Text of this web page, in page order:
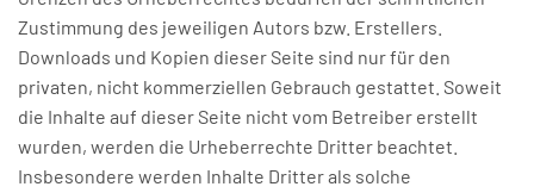
Zustimmung des jeweiligen Autors bzw. Erstellers.
Downloads und Kopien dieser Seite sind nur für den
privaten, nicht kommerziellen Gebrauch gestattet. Soweit
die Inhalte auf dieser Seite nicht vom Betreiber erstellt
wurden, werden die Urheberrechte Dritter beachtet.
Insbesondere werden Inhalte Dritter als solche